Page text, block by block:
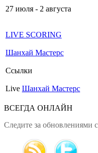
27 июля - 2 августа
LIVE SCORING
Шанхай Мастерс
Ссылки
Live Шанхай Мастерс
ВСЕГДА ОНЛАЙН
Следите за обновлениями